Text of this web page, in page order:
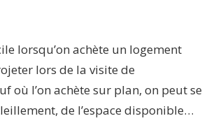
lorsqu’on achète un logement
lors de la visite de
où l’on achète sur plan, on peut se
de l’espace disponible…